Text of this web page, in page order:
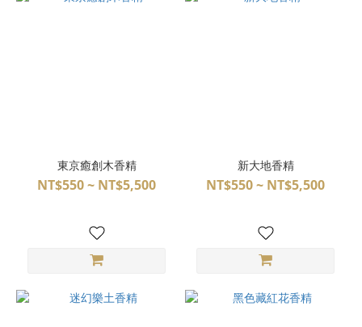
東京癒創木香精
NT$550 ~ NT$5,500
新大地香精
NT$550 ~ NT$5,500